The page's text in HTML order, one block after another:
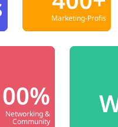
Marketing-Profis
Networking &
Community